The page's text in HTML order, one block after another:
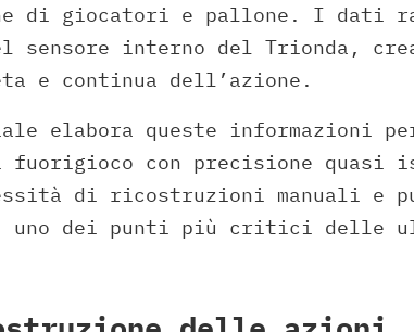
di giocatori e pallone. I dati
sensore interno del Trionda,
e continua dell’azione.
elabora queste informazioni
con precisione quasi
di ricostruzioni manuali e
dei punti più critici delle